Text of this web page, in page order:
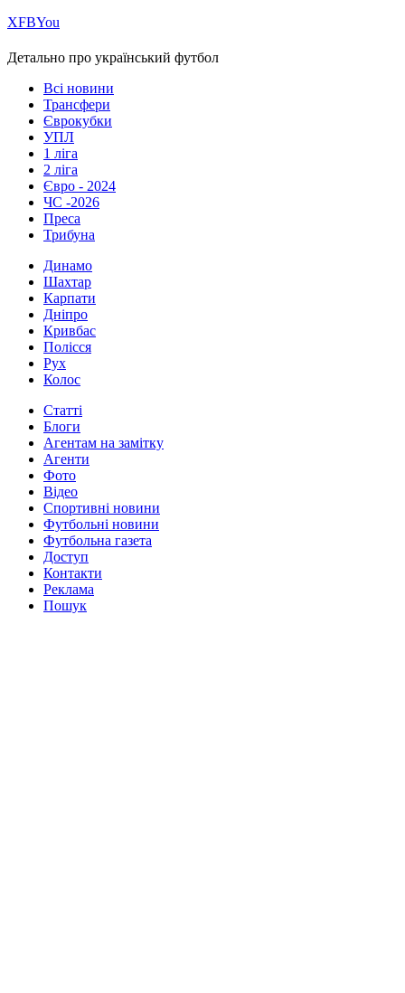
ХFBYou
Детально про український футбол
Всі новини
Трансфери
Єврокубки
УПЛ
1 ліга
2 ліга
Євро - 2024
ЧС -2026
Преса
Трибуна
Динамо
Шахтар
Карпати
Дніпро
Кривбас
Полісся
Рух
Колос
Статті
Блоги
Агентам на замітку
Агенти
Фото
Відео
Спортивні новини
Футбольні новини
Футбольна газета
Доступ
Контакти
Реклама
Пошук